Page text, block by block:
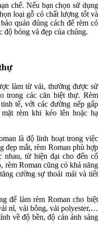
chế. Nếu bạn chọn sử dụng
loại gỗ có chất lượng tốt và
quản đúng cách để rèm có
bóng và đẹp của chúng.
làm từ vải, thường được sử
trong các căn biệt thự. Rèm
tế, với các đường nếp gấp
rèm khi kéo lên hoặc hạ
là độ linh hoạt trong việc
đẹp mắt, rèm Roman phù hợp
nhau, từ hiện đại cho đến cổ
rèm Roman cũng có khả năng
cường sự thoải mái và tiết
để làm rèm Roman cho biệt
nỉ, vải bông, vải polyester,…
về độ bền, độ cản ánh sáng